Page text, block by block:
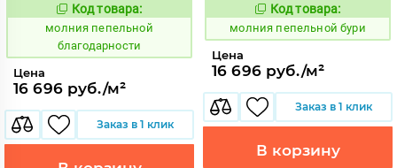
1008753
Код товара:
молния пепельной
благодарности
Цена
16 696 руб./м²
Заказ в 1 клик
1008755
Код товара:
молния пепельной бури
Цена
16 696 руб./м²
Заказ в 1 клик
В корзину